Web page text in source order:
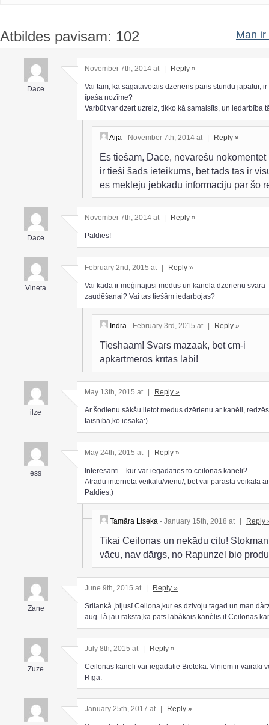
Atbildes pavisam: 102 Man ir
Dace
November 7th, 2014 at Reply »
Vai tam, ka sagatavotais dzēriens pāris stundu jāpatur, ir
īpaša nozīme?
Varbūt var dzert uzreiz, tikko kā samaisīts, un iedarbība
Aija - November 7th, 2014 at | Reply »
Es tiešām, Dace, nevarēšu nokomentēt
ir tieši šāds ieteikums, bet tāds tas ir
es meklēju jebkādu informāciju par šo
Dace
November 7th, 2014 at Reply »
Paldies!
Vineta
February 2nd, 2015 at Reply »
Vai kāda ir mēģinājusi medus un kanēļa dzērienu svara
zaudēšanai? Vai tas tiešām iedarbojas?
Indra - February 3rd, 2015 at | Reply »
Tieshaam! Svars mazaak, bet cm-i
apkārtmēros krītas labi!
ilze
May 13th, 2015 at Reply »
Ar šodienu sākšu lietot medus dzērienu ar kanēli,
taisnība,ko iesaka:)
ess
May 24th, 2015 at | Reply »
Interesanti…kur var iegādāties to ceilonas kanēli?
Atradu interneta veikalu/vienu/, bet vai parastā veikalā
Paldies;)
Tamāra Liseka - January 15th, 2018 at Reply
Tikai Ceilonas un nekādu citu!
vācu, nav dārgs, no Rapunzel bio
Zane
June 9th, 2015 at Reply »
Srilankà.,bijusī Ceilona,kur es dzivoju tagad un man
aug.Tà jau raksta,ka pats labàkais kanèlis it Ceilonas
Zuze
July 8th, 2015 at | Reply »
Ceilonas kanēli var iegadātie Biotēkā. Viņiem ir vairāki
Rīgā.
January 25th, 2017 at Reply »